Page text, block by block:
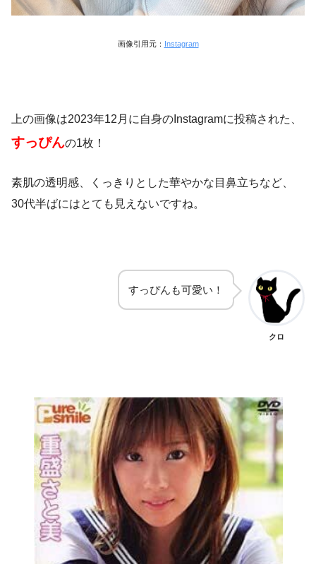
画像引用元： Instagram
上の画像は2023年12月に自身のInstagramに投稿された、
すっぴんの1枚！
素肌の透明感、くっきりとした華やかな目鼻立ちなど、
30代半ばにはとても見えないですね。
すっぴんも可愛い！
クロ